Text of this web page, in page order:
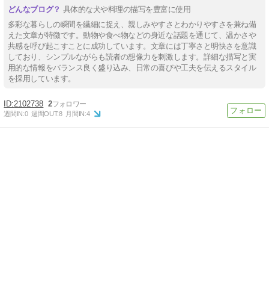
具体的な犬や料理の描写を豊富に使用
多彩な暮らしの瞬間を繊細に捉え、親しみやすさとわかりやすさを兼ね備
えた文章が特徴です。動物や食べ物などの身近な話題を通じて、温かさや
共感を呼び起こすことに成功しています。文章には丁寧さと明快さを意識
しており、シンプルながらも読者の想像力を刺激します。詳細な描写と実
用的な情報をバランス良く盛り込み、日常の喜びや工夫を伝えるスタイル
を採用しています。
2102738 2
週間IN:0 週間OUT:8 月間IN:4